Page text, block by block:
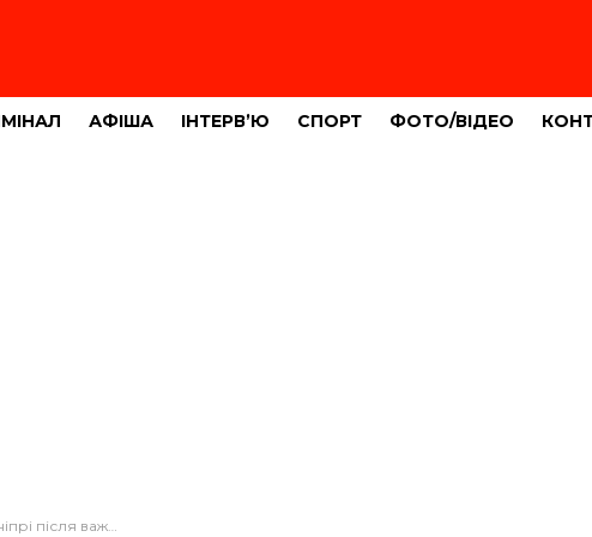
АФІША ІНТЕРВ’Ю СПОРТ ФОТО/ВІДЕО
Герой з Чортківщини (ФОТО)